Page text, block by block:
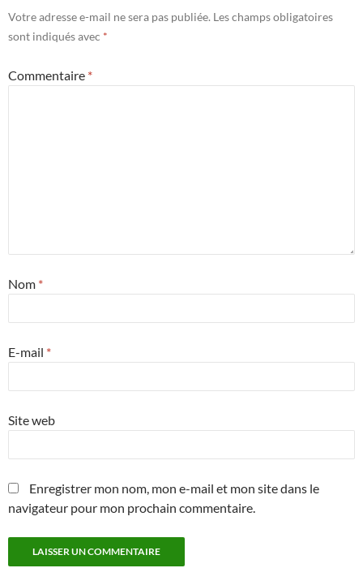
Votre adresse e-mail ne sera pas publiée. Les champs obligatoires
sont indiqués avec *
Commentaire *
Nom *
E-mail *
Site web
Enregistrer mon nom, mon e-mail et mon site dans le
navigateur pour mon prochain commentaire.